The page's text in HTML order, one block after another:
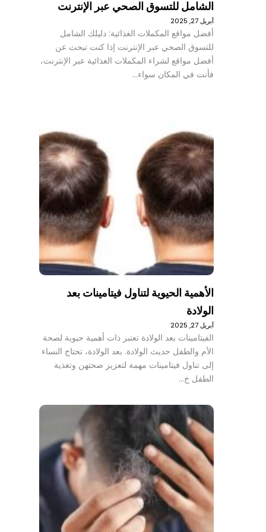
الشامل للتسوق الصحي عبر الإنترنت
أبريل 27, 2025
أفضل مواقع المكملات الغذائية: دليلك الشامل
للتسوق الصحي عبر الإنترنت إذا كنت تبحث عن
أفضل مواقع لشراء المكملات الغذائية عبر الإنترنت،
فأنت في المكان سواء…
الأهمية الحيوية لتناول فيتامينات بعد
الولادة
أبريل 27, 2025
الفيتامينات بعد الولادة تعتبر ذات أهمية حيوية لصحة
الأم والطفل حديث الولادة. بعد الولادة، تحتاج النساء
إلى تناول فيتامينات مهمة لتعزيز صحتهن وتغذية
الطفل خ…